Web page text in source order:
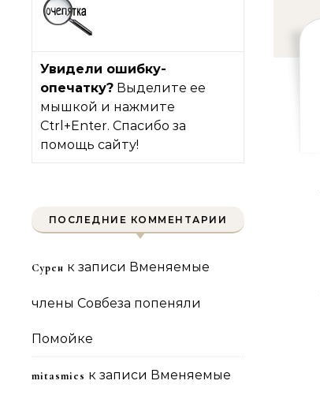
Увидели ошибку-
опечатку? Выделите ее
мышкой и нажмите
Ctrl+Enter. Спасибо за
помощь сайту!
ПОСЛЕДНИЕ КОММЕНТАРИИ
Сурен к записи Вменяемые
члены Совбеза попеняли
Помойке
mitasmies к записи Вменяемые